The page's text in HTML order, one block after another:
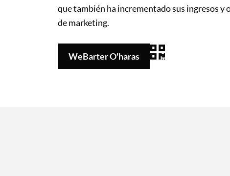
que también ha incrementado sus ingresos y
de marketing.
WeBarter O'haras